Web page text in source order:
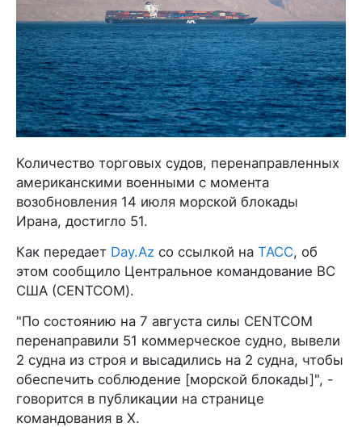
Количество торговых судов, перенаправленных
американскими военными с момента
возобновления 14 июля морской блокады
Ирана, достигло 51.
Как передает Day.Az со ссылкой на ТАСС, об
этом сообщило Центральное командование ВС
США (CENTCOM).
"По состоянию на 7 августа силы CENTCOM
перенаправили 51 коммерческое судно, вывели
2 судна из строя и высадились на 2 судна, чтобы
обеспечить соблюдение [морской блокады]", -
говорится в публикации на странице
командования в X.